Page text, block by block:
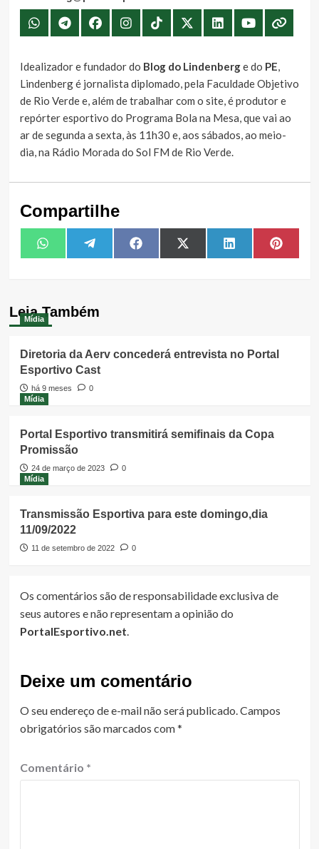
Idealizador e fundador do Blog do Lindenberge do PE,
Lindenberg é jornalista diplomado, pela Faculdade Objetivo
de Rio Verde e, além de trabalhar com o site, é produtor e
repórter esportivo do Programa Bola na Mesa, que vai ao
ar de segunda a sexta, às 11h30 e, aos sábados, ao meio-
dia, na Rádio Morada do Sol FM de Rio Verde.
Compartilhe
Share
on
WhatsAppShare
on
TelegramShare
on
FacebookShare
on
X
(Twitter)
Share
on
LinkedIn Share
on
Leia Também
Mídia
Diretoria da Aerv concederá entrevista no Portal
Esportivo Cast
há 9 meses
0
Mídia
Portal Esportivo transmitirá semifinais da Copa
Promissão
24 de março de 2023
0
Mídia
Transmissão Esportiva para este domingo,dia
11/09/2022
11 de setembro de 2022 0
Os comentários são de responsabilidade exclusiva de
seus autores e não representam a opinião do
PortalEsportivo.net.
Deixe um comentário
O seu endereço de e-mail não será publicado.Campos
obrigatórios são marcados com*
Comentário *